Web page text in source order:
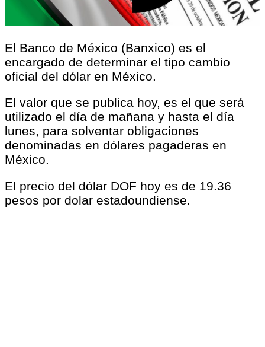
El Banco de México (Banxico) es el
encargado de determinar el tipo cambio
oficial del dólar en México.
El valor que se publica hoy, es el que será
utilizado el día de mañana y hasta el día
lunes, para solventar obligaciones
denominadas en dólares pagaderas en
México.
El precio del dólar DOF hoy es de 19.36
pesos por dolar estadoundiense.